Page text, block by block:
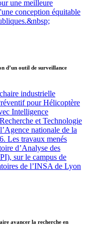
une meilleure
conception équitable
d’un outil de surveillance
industrielle
pour Hélicoptère
Intelligence
et Technologie
nationale de la
Les travaux menés
d’Analyse des
sur le campus de
de l’INSA de Lyon
avancer la recherche en